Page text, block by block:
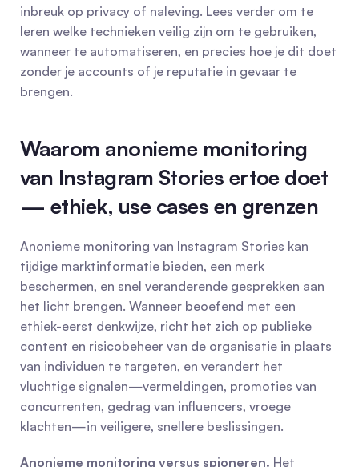
inbreuk op privacy of naleving. Lees verder om te
leren welke technieken veilig zijn om te gebruiken,
wanneer te automatiseren, en precies hoe je dit doet
zonder je accounts of je reputatie in gevaar te
brengen.
Waarom anonieme monitoring
van Instagram Stories ertoe doet
— ethiek, use cases en grenzen
Anonieme monitoring van Instagram Stories kan
tijdige marktinformatie bieden, een merk
beschermen, en snel veranderende gesprekken aan
het licht brengen. Wanneer beoefend met een
ethiek-eerst denkwijze, richt het zich op publieke
content en risicobeheer van de organisatie in plaats
van individuen te targeten, en verandert het
vluchtige signalen—vermeldingen, promoties van
concurrenten, gedrag van influencers, vroege
klachten—in veiligere, snellere beslissingen.
Anonieme monitoring versus spioneren. Het